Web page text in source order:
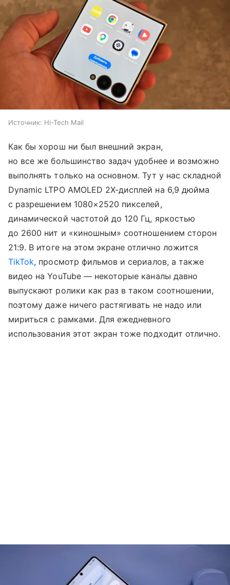
Источник: Hi-Tech Mail
Как бы хорош ни был внешний экран,
но все же большинство задач удобнее и возможно
выполнять только на основном. Тут у нас складной
Dynamic LTPO AMOLED 2X-дисплей на 6,9 дюйма
с разрешением 1080×2520 пикселей,
динамической частотой до 120 Гц, яркостью
до 2600 нит и «киношным» соотношением сторон
21:9. В итоге на этом экране отлично ложится
TikTok, просмотр фильмов и сериалов, а также
видео на YouTube — некоторые каналы давно
выпускают ролики как раз в таком соотношении,
поэтому даже ничего растягивать не надо или
мириться с рамками. Для ежедневного
использования этот экран тоже подходит отлично.